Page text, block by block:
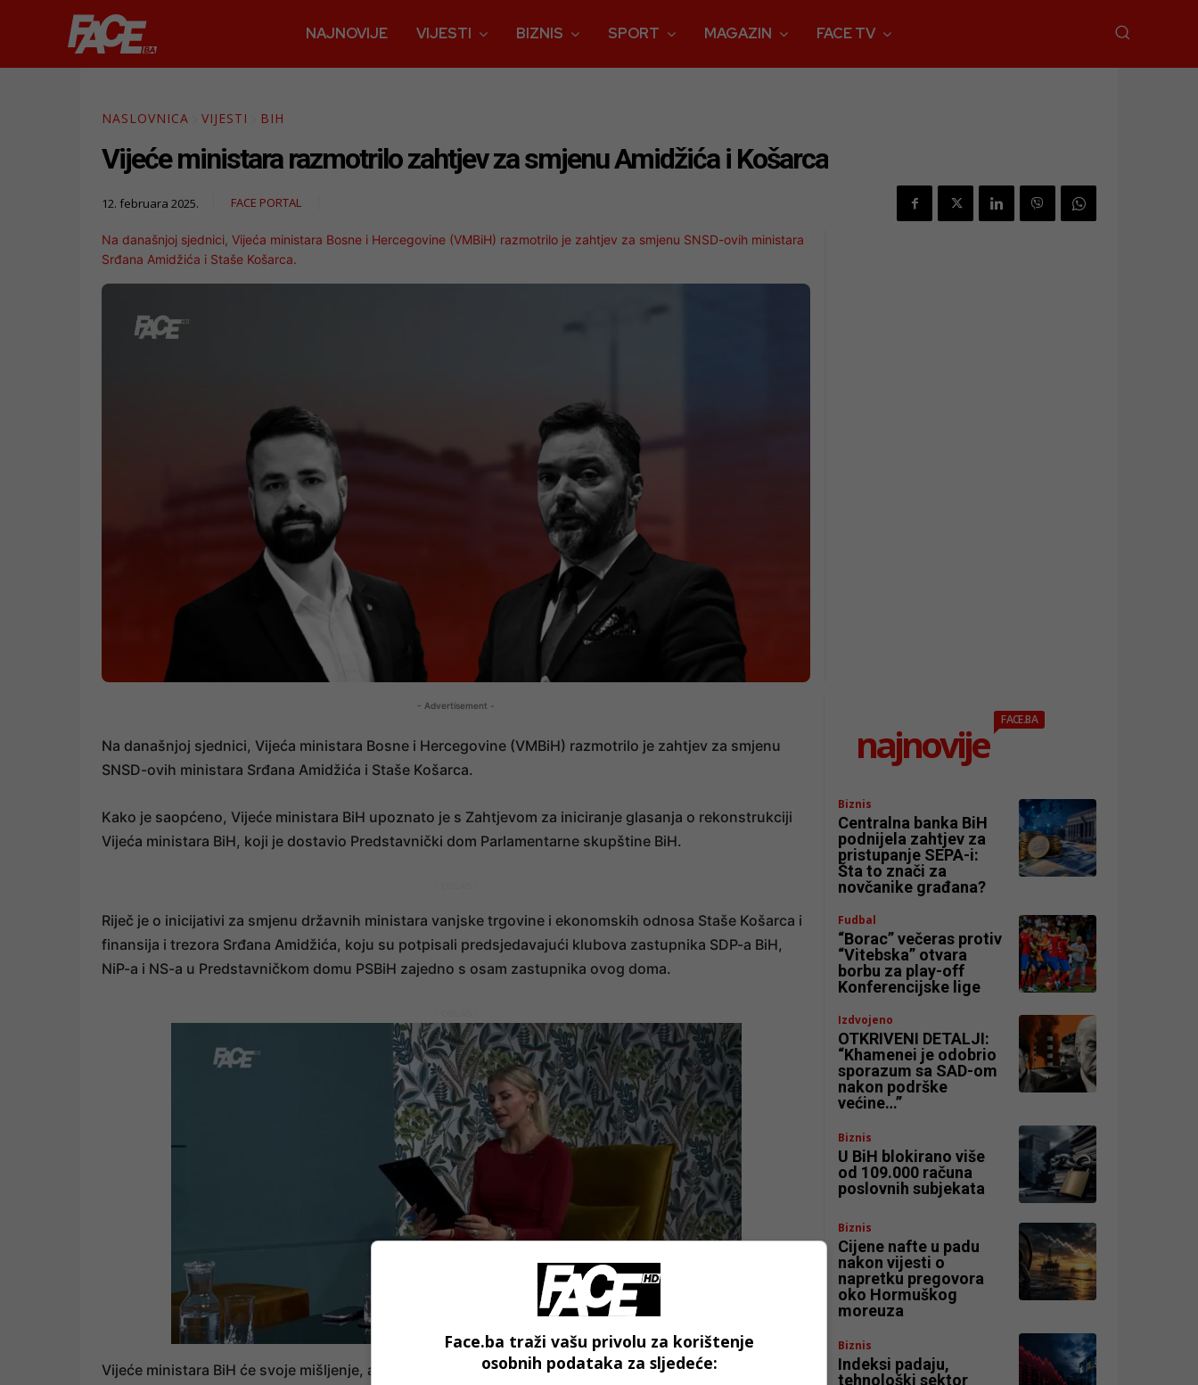
NAJNOVIJE VIJESTI BIZNIS SPORT MAGAZIN FACE TV
NASLOVNICA VIJESTI BIH
Vijeće ministara razmotrilo zahtjev za smjenu Amidžića i Košarca
12. februara 2025. FACE PORTAL
Na današnjoj sjednici, Vijeća ministara Bosne i Hercegovine (VMBiH) razmotrilo je zahtjev za smjenu SNSD-ovih ministara
Srđana Amidžića i Staše Košarca.
- Advertisement -
Na današnjoj sjednici, Vijeća ministara Bosne i Hercegovine (VMBiH) razmotrilo je zahtjev za smjenu
SNSD-ovih ministara Srđana Amidžića i Staše Košarca.
Kako je saopćeno, Vijeće ministara BiH upoznato je s Zahtjevom za iniciranje glasanja o rekonstrukciji
Vijeća ministara BiH, koji je dostavio Predstavnički dom Parlamentarne skupštine BiH.
Riječ je o inicijativi za smjenu državnih ministara vanjske trgovine i ekonomskih odnosa Staše Košarca i
finansija i trezora Srđana Amidžića, koju su potpisali predsjedavajući klubova zastupnika SDP-a BiH,
NiP-a i NS-a u Predstavničkom domu PSBiH zajedno s osam zastupnika ovog doma.
Vijeće ministara BiH će svoje mišljenje, a koje je neobavezujuće, proslijediti Predstavničkom domu
najnovije
FACE.BA
Biznis
Centralna banka BiH
podnijela zahtjev za
pristupanje SEPA-i:
Šta to znači za
novčanike građana?
Fudbal
“Borac” večeras protiv
“Vitebska” otvara
borbu za play-off
Konferencijske lige
Izdvojeno
OTKRIVENI DETALJI:
“Khamenei je odobrio
sporazum sa SAD-om
nakon podrške
većine…”
Biznis
U BiH blokirano više
od 109.000 računa
poslovnih subjekata
Biznis
Cijene nafte u padu
nakon vijesti o
napretku pregovora
oko Hormuškog
moreuza
Biznis
Indeksi padaju,
tehnološki sektor
Face.ba traži vašu privolu za korištenje
osobnih podataka za sljedeće: